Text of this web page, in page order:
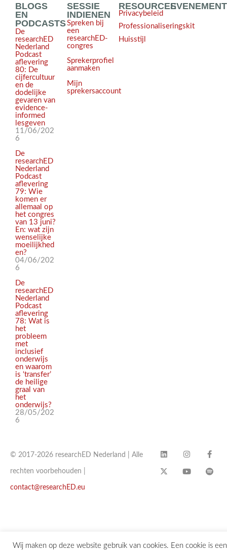
BLOGS
EN
PODCASTS
De
researchED
Nederland
Podcast
aflevering
80: De
cijfercultuur
en de
dodelijke
gevaren van
evidence-
informed
lesgeven
11/06/202
6
De
researchED
Nederland
Podcast
aflevering
79: Wie
komen er
allemaal op
het congres
van 13 juni?
En: wat zijn
wenselijke
moeilijkhed
en?
04/06/202
6
De
researchED
Nederland
Podcast
aflevering
78: Wat is
het
probleem
met
inclusief
onderwijs
en waarom
is ‘transfer’
de heilige
graal van
het
onderwijs?
28/05/202
6
SESSIE
INDIENEN
Spreken bij
een
researchED-
congres
Sprekerprofiel
aanmaken
Mijn
sprekersaccount
RESOURCES
Privacybeleid
Professionaliseringskit
Huisstijl
© 2017-2026 researchED Nederland | Alle
rechten voorbehouden |
contact@researchED.eu
Wij maken op deze website gebruik van cookies. Een cookie is een